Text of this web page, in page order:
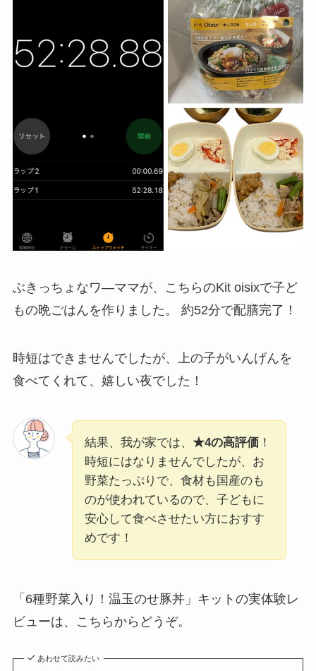
ぶきっちょなワ―ママが、こちらのKit oisixで子ど
もの晩ごはんを作りました。 約52分で配膳完了！
時短はできませんでしたが、上の子がいんげんを
食べてくれて、嬉しい夜でした！
結果、我が家では、 ★4の高評価！
時短にはなりませんでしたが、お
野菜たっぷりで、食材も国産のも
のが使われているので、子どもに
安心して食べさせたい方におすす
めです！
「6種野菜入り！温玉のせ豚丼」キットの実体験レ
ビューは、こちらからどうぞ。
あわせて読みたい